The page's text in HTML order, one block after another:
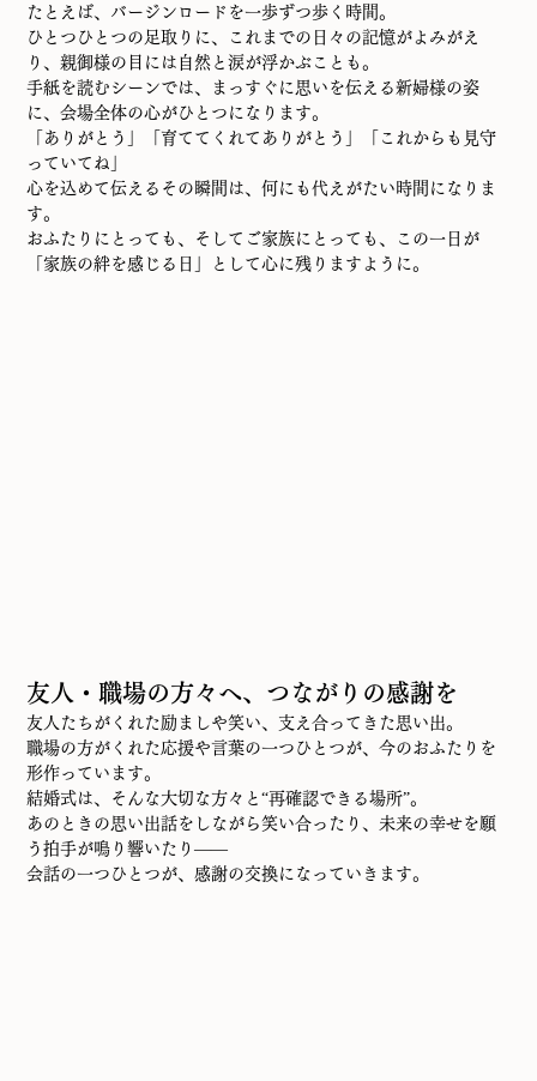
たとえば、バージンロードを一歩ずつ歩く時間。
ひとつひとつの足取りに、これまでの日々の記憶がよみがえ
り、親御様の目には自然と涙が浮かぶことも。
手紙を読むシーンでは、まっすぐに思いを伝える新婦様の姿
に、会場全体の心がひとつになります。
「ありがとう」「育ててくれてありがとう」「これからも見守
っていてね」
心を込めて伝えるその瞬間は、何にも代えがたい時間になりま
す。
おふたりにとっても、そしてご家族にとっても、この一日が
「家族の絆を感じる日」として心に残りますように。
友人・職場の方々へ、つながりの感謝を
友人たちがくれた励ましや笑い、支え合ってきた思い出。
職場の方がくれた応援や言葉の一つひとつが、今のおふたりを
形作っています。
結婚式は、そんな大切な方々と“再確認できる場所”。
あのときの思い出話をしながら笑い合ったり、未来の幸せを願
う拍手が鳴り響いたり——
会話の一つひとつが、感謝の交換になっていきます。